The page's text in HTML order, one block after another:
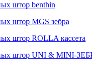
штор benthin
штор MGS зебра
штор ROLLA кассета
штор UNI & MINI-